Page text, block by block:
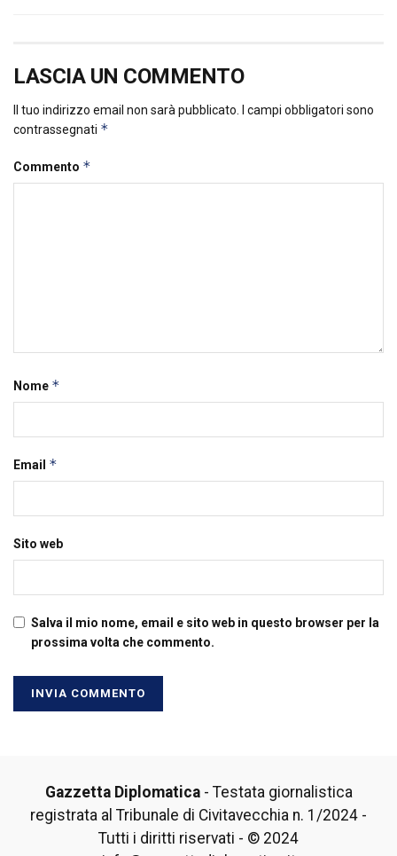
LASCIA UN COMMENTO
Il tuo indirizzo email non sarà pubblicato. I campi obbligatori sono
contrassegnati *
Commento *
Nome *
Email *
Sito web
Salva il mio nome, email e sito web in questo browser per la
prossima volta che commento.
Gazzetta Diplomatica- Testata giornalistica
registrata al Tribunale di Civitavecchia n. 1/2024 -
Tutti i diritti riservati - © 2024